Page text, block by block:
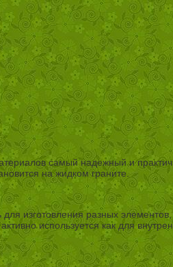
самый надежный и
на жидком граните.
изготовления разных
используется как для